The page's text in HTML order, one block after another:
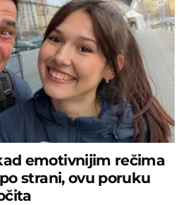
emotivnijim rečima
strani, ovu poruku